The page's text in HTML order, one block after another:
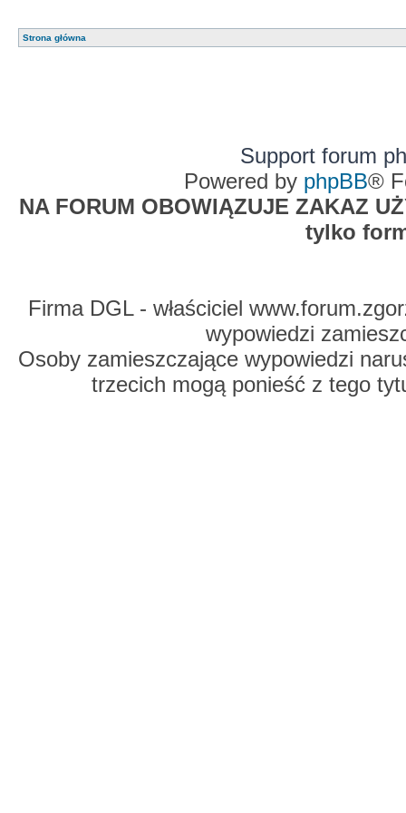
Strona główna
Support forum
Powered by phpBB®
NA FORUM OBOWIĄZUJE ZAKAZ
tylko
Firma DGL - właściciel
wypowiedzi
Osoby zamieszczające wypowiedzi
trzecich mogą ponieść z tego